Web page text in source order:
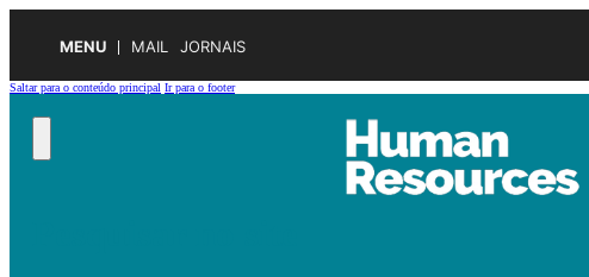
MENU MAIL JORNAIS
Saltar para o conteúdo principal Ir para o footer